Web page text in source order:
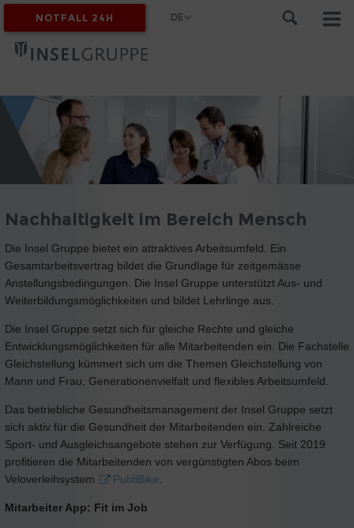
MYINSEL
NOTFALL 24H DE
Nachhaltigkeit im Bereich Mensch
Die Insel Gruppe bietet ein attraktives Arbeitsumfeld. Ein
Gesamtarbeitsvertrag bildet die Grundlage für zeitgemässe
Anstellungsbedingungen. Die Insel Gruppe unterstützt Aus- und
Weiterbildungsmöglichkeiten und bildet Lehrlinge aus.
Die Insel Gruppe setzt sich für gleiche Rechte und gleiche
Entwicklungsmöglichkeiten für alle Mitarbeitenden ein. Die Fachstelle
Gleichstellung kümmert sich um die Themen Gleichstellung von
Mann und Frau, Generationenvielfalt und flexibles Arbeitsumfeld.
Das betriebliche Gesundheitsmanagement der Insel Gruppe setzt
sich aktiv für die Gesundheit der Mitarbeitenden ein. Zahlreiche
Sport- und Ausgleichsangebote stehen zur Verfügung. Seit 2019
profitieren die Mitarbeitenden von vergünstigten Abos beim
Veloverleihsystem
PubliBike
Mitarbeiter App: Fit im Job